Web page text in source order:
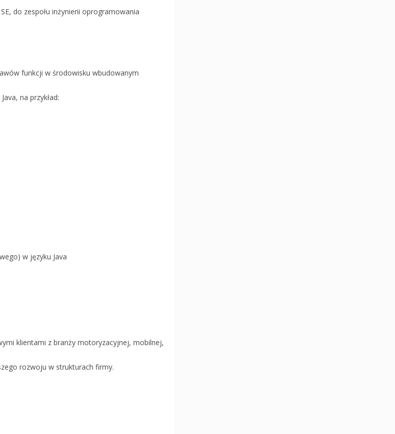
do zespołu inżynierii oprogramowania
funkcji w środowisku wbudowanym
na przykład:
w języku Java
klientami z branży motoryzacyjnej, mobilnej,
rozwoju w strukturach firmy.